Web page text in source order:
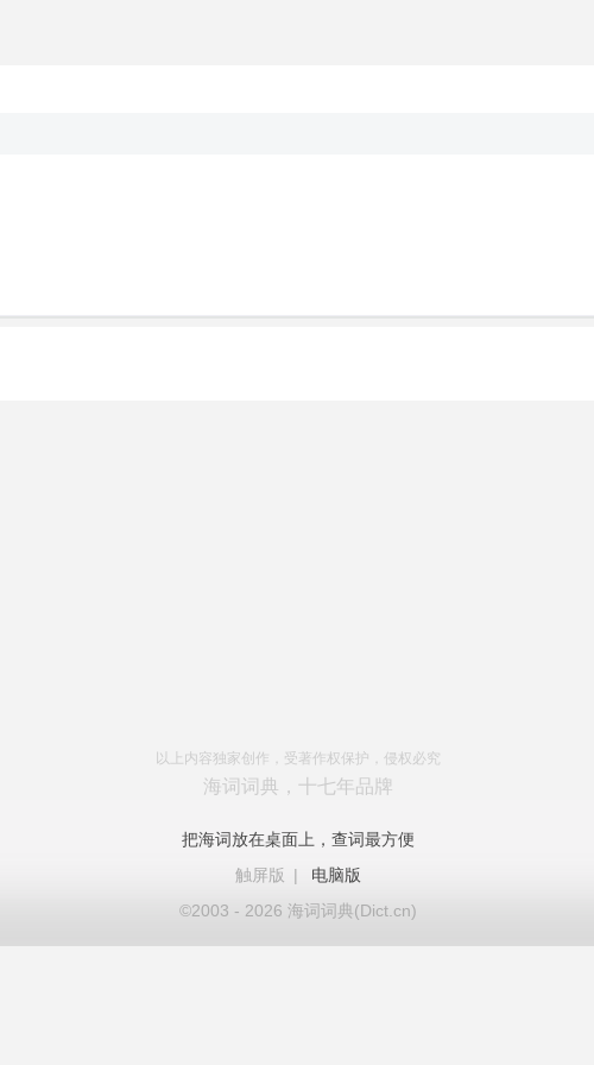
以上内容独家创作，受著作权保护，侵权必究
海词词典，十七年品牌
把海词放在桌面上，查词最方便
触屏版
|
电脑版
©2003 - 2026 海词词典(Dict.cn)